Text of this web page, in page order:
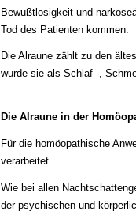
Bewußtlosigkeit und
Tod des Patienten kommen.
Die Alraune zählt zu den
wurde sie als Schlaf- ,
Die Alraune in der
Für die homöopathische
verarbeitet.
Wie bei allen
der psychischen und